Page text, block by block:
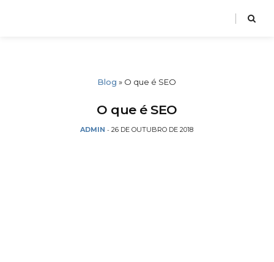
Blog » O que é SEO
O que é SEO
ADMIN - 26 DE OUTUBRO DE 2018